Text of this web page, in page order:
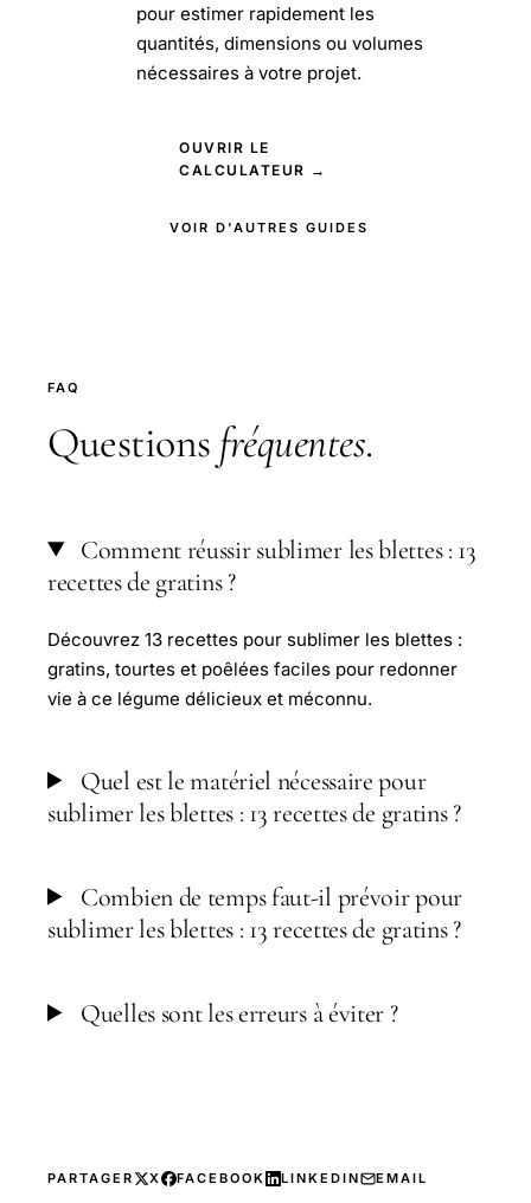
pour estimer rapidement les
quantités, dimensions ou volumes
nécessaires à votre projet.
OUVRIR LE
CALCULATEUR →
VOIR D'AUTRES GUIDES
FAQ
Questions fréquentes.
Comment réussir sublimer les blettes : 13
recettes de gratins ?
Découvrez 13 recettes pour sublimer les blettes :
gratins, tourtes et poêlées faciles pour redonner
vie à ce légume délicieux et méconnu.
Quel est le matériel nécessaire pour
sublimer les blettes : 13 recettes de gratins ?
Combien de temps faut-il prévoir pour
sublimer les blettes : 13 recettes de gratins ?
Quelles sont les erreurs à éviter ?
PARTAGER X FACEBOOK LINKEDIN EMAIL